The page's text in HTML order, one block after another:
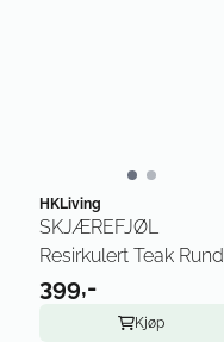
HKLiving
SKJÆREFJØL
Resirkulert Teak Rund
399,-
Kjøp